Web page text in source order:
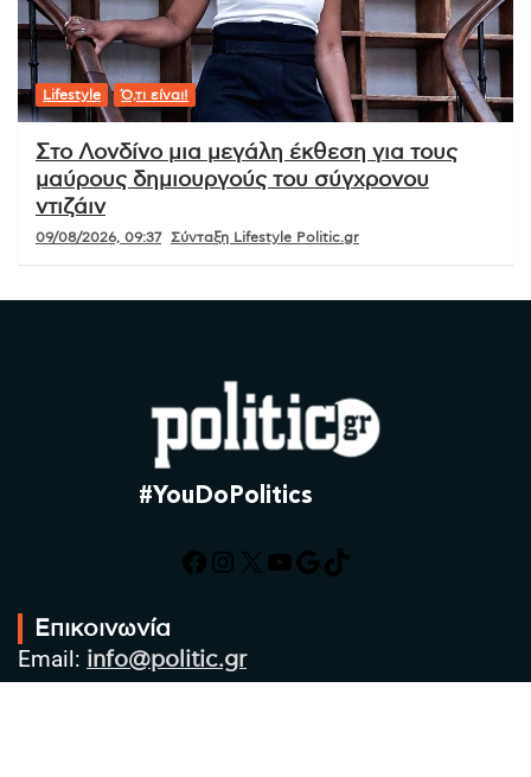
Lifestyle Ό,τι είναι!
Στο Λονδίνο μια μεγάλη έκθεση για τους
μαύρους δημιουργούς του σύγχρονου
ντιζάιν
09/08/2026, 09:37 Σύνταξη Lifestyle Politic.gr
#YouDoPolitics
Facebook
Instagram
X YouTube
Google
TikTok
Επικοινωνία
Email: info@politic.gr
Τηλ: